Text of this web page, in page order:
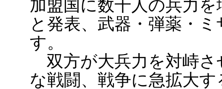
加盟国に数千人の兵力
と発表、武器・弾薬・
す。
双方が大兵力を対峙さ
な戦闘、戦争に急拡大